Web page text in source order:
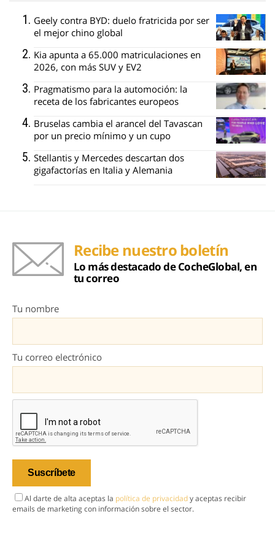
Geely contra BYD: duelo fratricida por ser
el mejor chino global
Kia apunta a 65.000 matriculaciones en
2026, con más SUV y EV2
Pragmatismo para la automoción: la
receta de los fabricantes europeos
Bruselas cambia el arancel del Tavascan
por un precio mínimo y un cupo
Stellantis y Mercedes descartan dos
gigafactorías en Italia y Alemania
Recibe nuestro boletín
Lo más destacado de CocheGlobal, en
tu correo
Tu nombre
Tu correo electrónico
Al darte de alta aceptas la política de privacidady aceptas recibir
emails de marketing con información sobre el sector.